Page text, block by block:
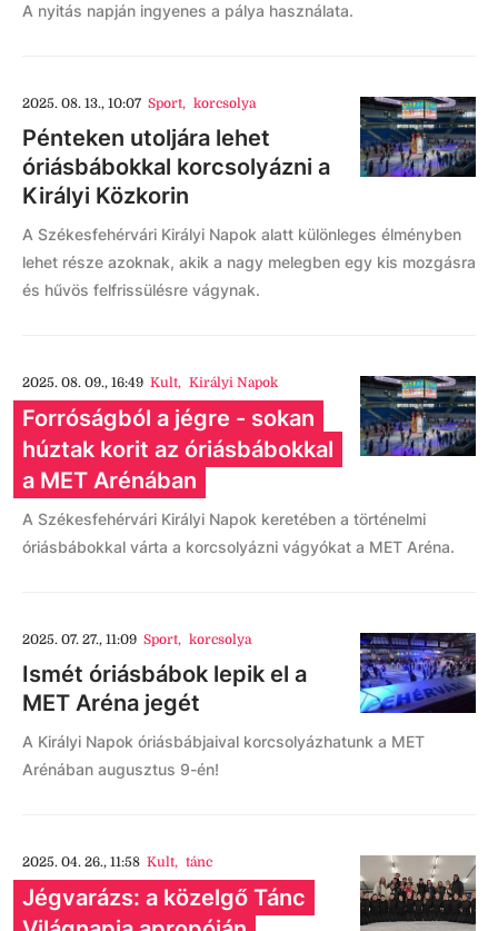
A nyitás napján ingyenes a pálya használata.
2025. 08. 13., 10:07 Sport, korcsolya
Pénteken utoljára lehet
óriásbábokkal korcsolyázni a
Királyi Közkorin
A Székesfehérvári Királyi Napok alatt különleges élményben
lehet része azoknak, akik a nagy melegben egy kis mozgásra
és hűvös felfrissülésre vágynak.
2025. 08. 09., 16:49 Kult, Királyi Napok
Forróságból a jégre - sokan
húztak korit az óriásbábokkal
a MET Arénában
A Székesfehérvári Királyi Napok keretében a történelmi
óriásbábokkal várta a korcsolyázni vágyókat a MET Aréna.
2025. 07. 27., 11:09 Sport, korcsolya
Ismét óriásbábok lepik el a
MET Aréna jegét
A Királyi Napok óriásbábjaival korcsolyázhatunk a MET
Arénában augusztus 9-én!
2025. 04. 26., 11:58 Kult, tánc
Jégvarázs: a közelgő Tánc